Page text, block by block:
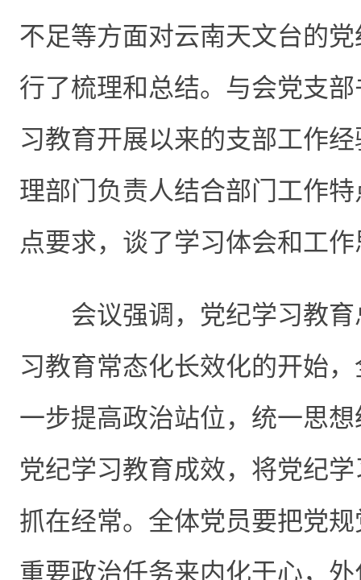
不足等方面对云南天文台的
行了梳理和总结。与会党支
习教育开展以来的支部工作
理部门负责人结合部门工作
点要求，谈了学习体会和工
会议强调，党纪学习教
习教育常态化长效化的开始
一步提高政治站位，统一思
党纪学习教育成效，将党纪
抓在经常。全体党员要把党
重要政治任务来内化于心，